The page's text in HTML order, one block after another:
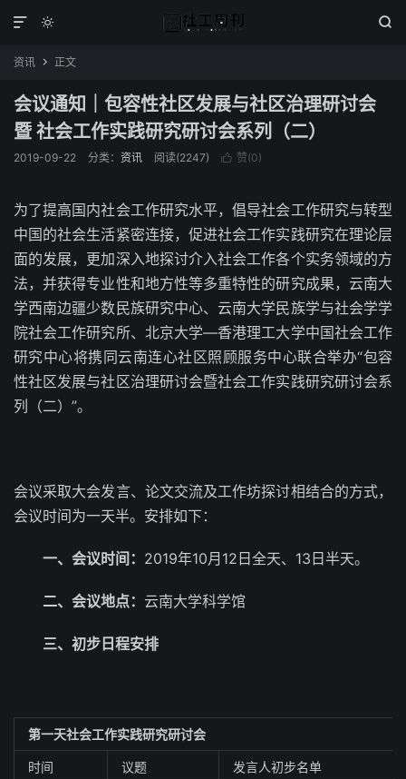
 

资讯  正文
会议通知｜包容性社区发展与社区治理研讨会
暨 社会工作实践研究研讨会系列（二）
2019-09-22 分类： 资讯 阅读(2247)  赞(0)
为了提高国内社会工作研究水平，倡导社会工作研究与转型
中国的社会生活紧密连接，促进社会工作实践研究在理论层
面的发展，更加深入地探讨介入社会工作各个实务领域的方
法，并获得专业性和地方性等多重特性的研究成果，云南大
学西南边疆少数民族研究中心、云南大学民族学与社会学学
院社会工作研究所、北京大学—香港理工大学中国社会工作
研究中心将携同云南连心社区照顾服务中心联合举办“包容
性社区发展与社区治理研讨会暨社会工作实践研究研讨会系
列（二）”。
会议采取大会发言、论文交流及工作坊探讨相结合的方式，
会议时间为一天半。安排如下：
一、会议时间： 2019年10月12日全天、13日半天。
二、会议地点： 云南大学科学馆
三、初步日程安排
第一天社会工作实践研究研讨会
时间 议题 发言人初步名单